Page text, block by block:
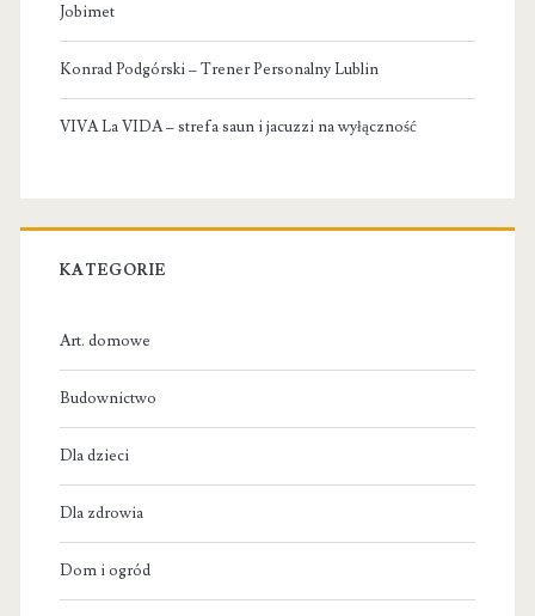
Jobimet
Konrad Podgórski – Trener Personalny Lublin
VIVA La VIDA – strefa saun i jacuzzi na wyłączność
KATEGORIE
Art. domowe
Budownictwo
Dla dzieci
Dla zdrowia
Dom i ogród